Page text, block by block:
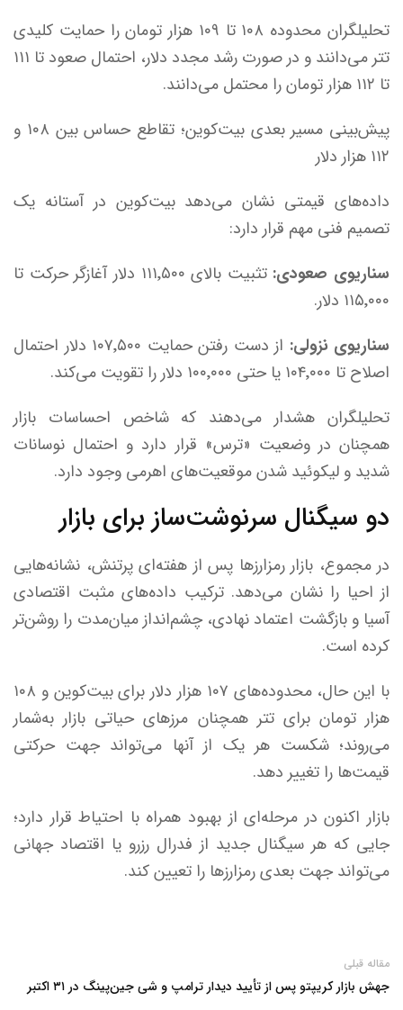
تحلیلگران محدوده ۱۰۸ تا ۱۰۹ هزار تومان را حمایت کلیدی
تتر می‌دانند و در صورت رشد مجدد دلار، احتمال صعود تا ۱۱۱
تا ۱۱۲ هزار تومان را محتمل می‌دانند.
پیش‌بینی مسیر بعدی بیت‌کوین؛ تقاطع حساس بین ۱۰۸ و
۱۱۲ هزار دلار
داده‌های قیمتی نشان می‌دهد بیت‌کوین در آستانه یک
تصمیم فنی مهم قرار دارد:
سناریوی صعودی:
تثبیت بالای ۱۱۱٬۵۰۰ دلار آغازگر حرکت تا
۱۱۵٬۰۰۰ دلار.
سناریوی نزولی:
از دست رفتن حمایت ۱۰۷٬۵۰۰ دلار احتمال
اصلاح تا ۱۰۴٬۰۰۰ یا حتی ۱۰۰٬۰۰۰ دلار را تقویت می‌کند.
تحلیلگران هشدار می‌دهند که شاخص احساسات بازار
همچنان در وضعیت «ترس» قرار دارد و احتمال نوسانات
شدید و لیکوئید شدن موقعیت‌های اهرمی وجود دارد.
دو سیگنال سرنوشت‌ساز برای بازار
در مجموع، بازار رمزارز‌ها پس از هفته‌ای پرتنش، نشانه‌هایی
از احیا را نشان می‌دهد. ترکیب داده‌های مثبت اقتصادی
آسیا و بازگشت اعتماد نهادی، چشم‌انداز میان‌مدت را روشن‌تر
کرده است.
با این حال، محدوده‌های ۱۰۷ هزار دلار برای بیت‌کوین و ۱۰۸
هزار تومان برای تتر همچنان مرز‌های حیاتی بازار به‌شمار
می‌روند؛ شکست هر یک از آنها می‌تواند جهت حرکتی
قیمت‌ها را تغییر دهد.
بازار اکنون در مرحله‌ای از بهبود همراه با احتیاط قرار دارد؛
جایی که هر سیگنال جدید از فدرال رزرو یا اقتصاد جهانی
می‌تواند جهت بعدی رمزارز‌ها را تعیین کند.
مقاله قبلی
جهش بازار کریپتو پس از تأیید دیدار ترامپ و شی جین‌پینگ در ۳۱ اکتبر